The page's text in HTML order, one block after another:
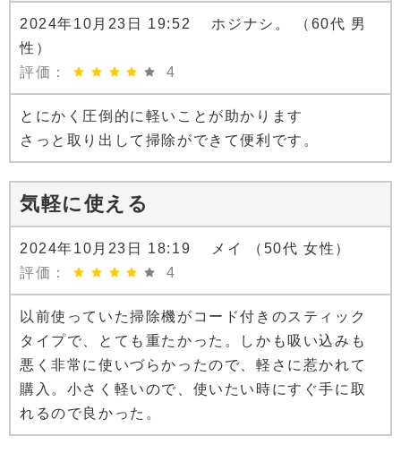
2024年10月23日 19:52 ホジナシ。 （60代 男
性）
評価：
4
とにかく圧倒的に軽いことが助かります
さっと取り出して掃除ができて便利です。
気軽に使える
2024年10月23日 18:19 メイ （50代 女性）
評価：
4
以前使っていた掃除機がコード付きのスティック
タイプで、とても重たかった。しかも吸い込みも
悪く非常に使いづらかったので、軽さに惹かれて
購入。小さく軽いので、使いたい時にすぐ手に取
れるので良かった。